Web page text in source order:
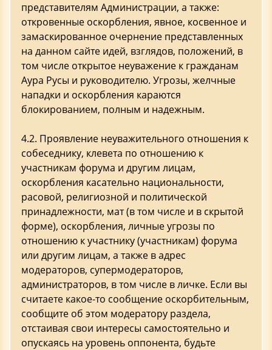
представителям Администрации, а также:
откровенные оскорбления, явное, косвенное и
замаскированное очернение представленных
на данном сайте идей, взглядов, положений, в
том числе открытое неуважение к гражданам
Аура Русы и руководителю. Угрозы, желчные
нападки и оскорбления караются
блокированием, полным и надежным.
4.2. Проявление неуважительного отношения к
собеседнику, клевета по отношению к
участникам форума и другим лицам,
оскорбления касательно национальности,
расовой, религиозной и политической
принадлежности, мат (в том числе и в скрытой
форме), оскорбления, личные угрозы по
отношению к участнику (участникам) форума
или другим лицам, а также в адрес
модераторов, супермодераторов,
администраторов, в том числе в личке. Если вы
считаете какое-то сообщение оскорбительным,
сообщите об этом модератору раздела,
отстаивая свои интересы самостоятельно и
опускаясь на уровень оппонента, будьте